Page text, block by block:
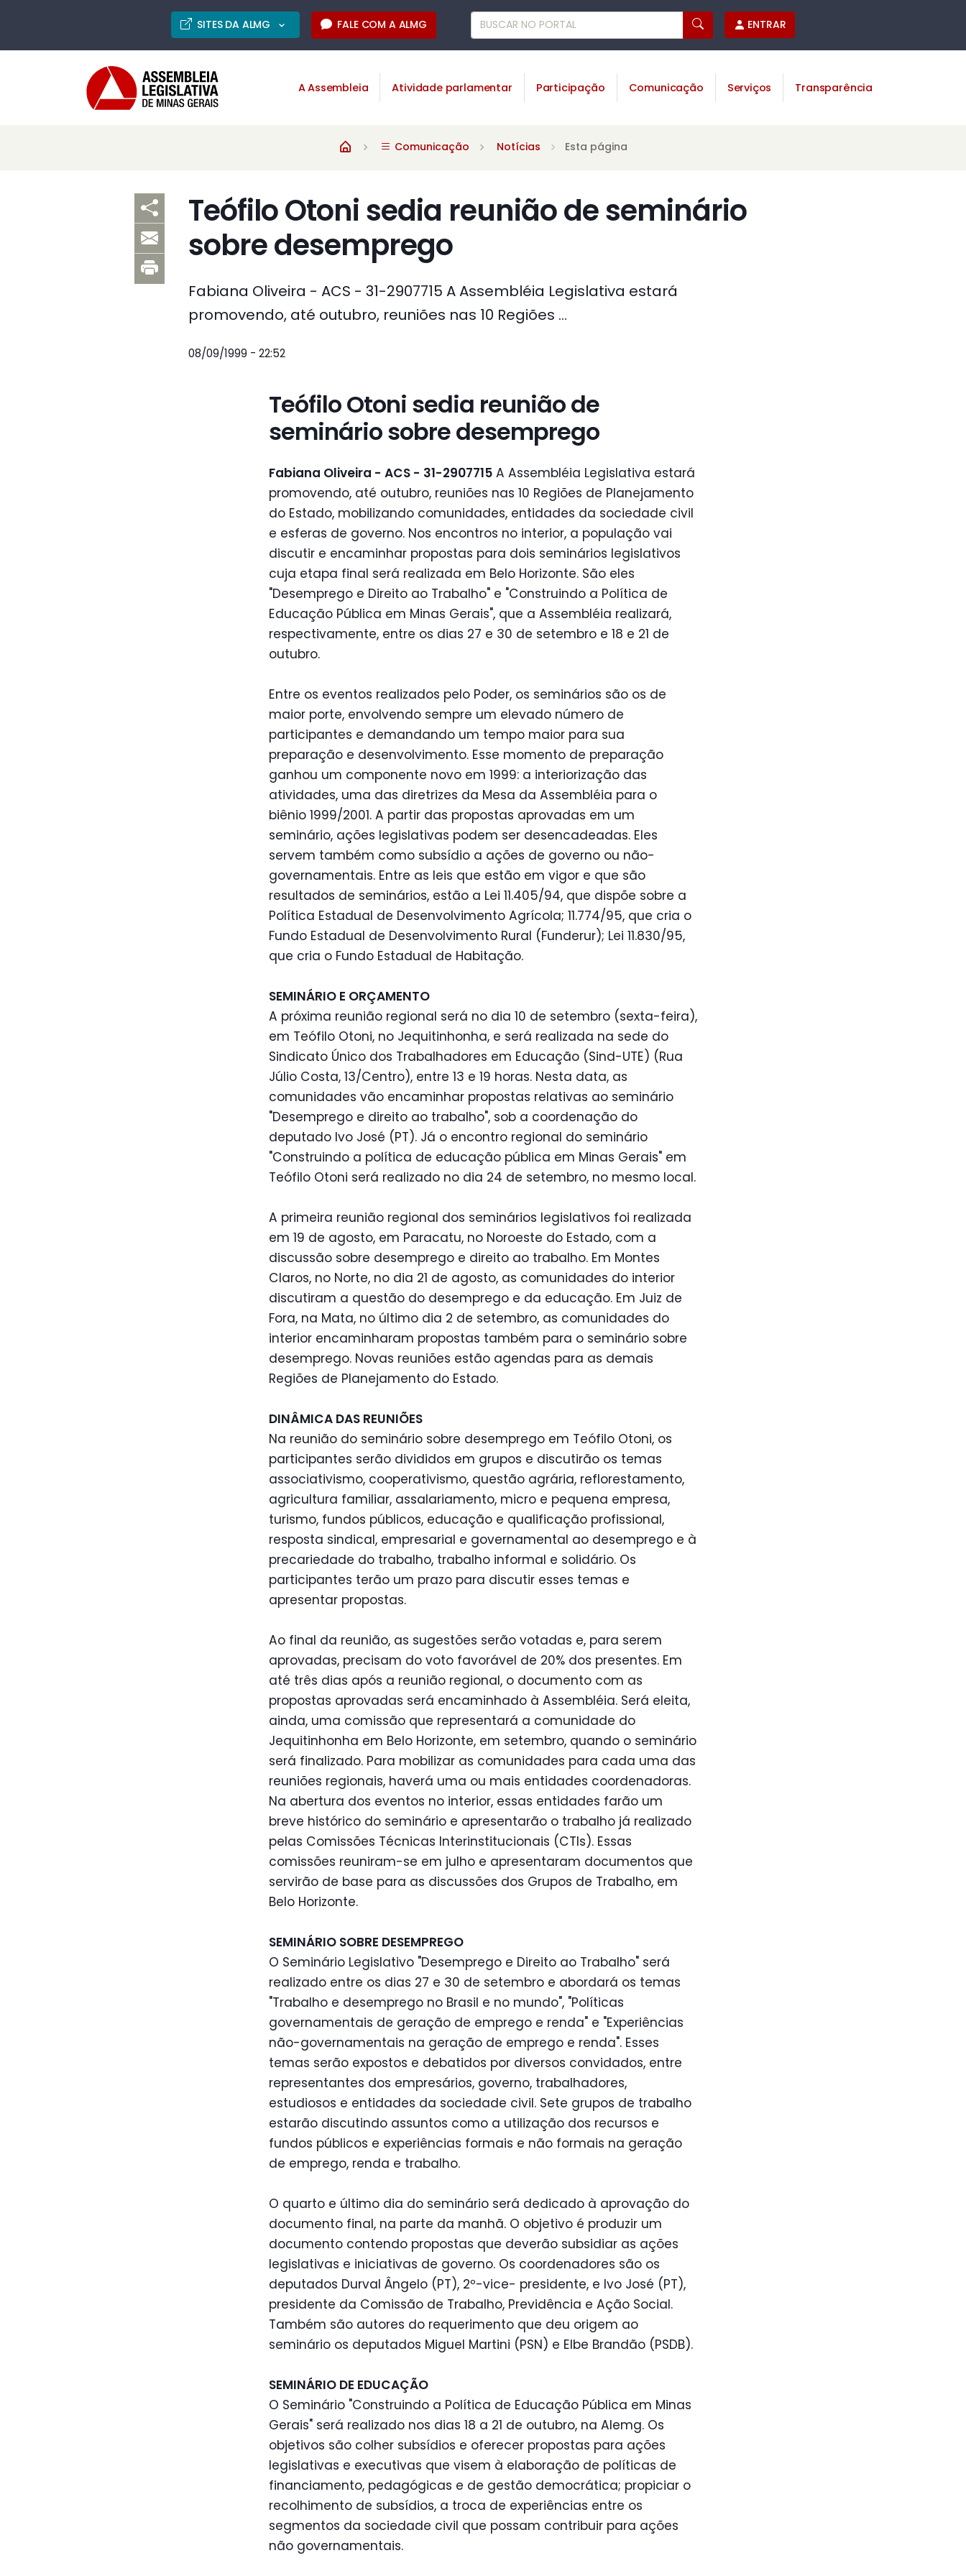
SITES DA ALMG FALE COM A ALMG ENTRAR
A Assembleia Atividade parlamentar Participação Comunicação Serviços Transparência
Comunicação Notícias Esta página
Teófilo Otoni sedia reunião de seminário
sobre desemprego
Fabiana Oliveira - ACS - 31-2907715 A Assembléia Legislativa estará
promovendo, até outubro, reuniões nas 10 Regiões ...
08/09/1999 - 22:52
Teófilo Otoni sedia reunião de
seminário sobre desemprego
Fabiana Oliveira - ACS - 31-2907715 A Assembléia Legislativa estará
promovendo, até outubro, reuniões nas 10 Regiões de Planejamento
do Estado, mobilizando comunidades, entidades da sociedade civil
e esferas de governo. Nos encontros no interior, a população vai
discutir e encaminhar propostas para dois seminários legislativos
cuja etapa final será realizada em Belo Horizonte. São eles
"Desemprego e Direito ao Trabalho" e "Construindo a Política de
Educação Pública em Minas Gerais", que a Assembléia realizará,
respectivamente, entre os dias 27 e 30 de setembro e 18 e 21 de
outubro.
Entre os eventos realizados pelo Poder, os seminários são os de
maior porte, envolvendo sempre um elevado número de
participantes e demandando um tempo maior para sua
preparação e desenvolvimento. Esse momento de preparação
ganhou um componente novo em 1999: a interiorização das
atividades, uma das diretrizes da Mesa da Assembléia para o
biênio 1999/2001. A partir das propostas aprovadas em um
seminário, ações legislativas podem ser desencadeadas. Eles
servem também como subsídio a ações de governo ou não-
governamentais. Entre as leis que estão em vigor e que são
resultados de seminários, estão a Lei 11.405/94, que dispõe sobre a
Política Estadual de Desenvolvimento Agrícola; 11.774/95, que cria o
Fundo Estadual de Desenvolvimento Rural (Funderur); Lei 11.830/95,
que cria o Fundo Estadual de Habitação.
SEMINÁRIO E ORÇAMENTO
A próxima reunião regional será no dia 10 de setembro (sexta-feira),
em Teófilo Otoni, no Jequitinhonha, e será realizada na sede do
Sindicato Único dos Trabalhadores em Educação (Sind-UTE) (Rua
Júlio Costa, 13/Centro), entre 13 e 19 horas. Nesta data, as
comunidades vão encaminhar propostas relativas ao seminário
"Desemprego e direito ao trabalho", sob a coordenação do
deputado Ivo José (PT). Já o encontro regional do seminário
"Construindo a política de educação pública em Minas Gerais" em
Teófilo Otoni será realizado no dia 24 de setembro, no mesmo local.
A primeira reunião regional dos seminários legislativos foi realizada
em 19 de agosto, em Paracatu, no Noroeste do Estado, com a
discussão sobre desemprego e direito ao trabalho. Em Montes
Claros, no Norte, no dia 21 de agosto, as comunidades do interior
discutiram a questão do desemprego e da educação. Em Juiz de
Fora, na Mata, no último dia 2 de setembro, as comunidades do
interior encaminharam propostas também para o seminário sobre
desemprego. Novas reuniões estão agendas para as demais
Regiões de Planejamento do Estado.
DINÂMICA DAS REUNIÕES
Na reunião do seminário sobre desemprego em Teófilo Otoni, os
participantes serão divididos em grupos e discutirão os temas
associativismo, cooperativismo, questão agrária, reflorestamento,
agricultura familiar, assalariamento, micro e pequena empresa,
turismo, fundos públicos, educação e qualificação profissional,
resposta sindical, empresarial e governamental ao desemprego e à
precariedade do trabalho, trabalho informal e solidário. Os
participantes terão um prazo para discutir esses temas e
apresentar propostas.
Ao final da reunião, as sugestões serão votadas e, para serem
aprovadas, precisam do voto favorável de 20% dos presentes. Em
até três dias após a reunião regional, o documento com as
propostas aprovadas será encaminhado à Assembléia. Será eleita,
ainda, uma comissão que representará a comunidade do
Jequitinhonha em Belo Horizonte, em setembro, quando o seminário
será finalizado. Para mobilizar as comunidades para cada uma das
reuniões regionais, haverá uma ou mais entidades coordenadoras.
Na abertura dos eventos no interior, essas entidades farão um
breve histórico do seminário e apresentarão o trabalho já realizado
pelas Comissões Técnicas Interinstitucionais (CTIs). Essas
comissões reuniram-se em julho e apresentaram documentos que
servirão de base para as discussões dos Grupos de Trabalho, em
Belo Horizonte.
SEMINÁRIO SOBRE DESEMPREGO
O Seminário Legislativo "Desemprego e Direito ao Trabalho" será
realizado entre os dias 27 e 30 de setembro e abordará os temas
"Trabalho e desemprego no Brasil e no mundo", "Políticas
governamentais de geração de emprego e renda" e "Experiências
não-governamentais na geração de emprego e renda". Esses
temas serão expostos e debatidos por diversos convidados, entre
representantes dos empresários, governo, trabalhadores,
estudiosos e entidades da sociedade civil. Sete grupos de trabalho
estarão discutindo assuntos como a utilização dos recursos e
fundos públicos e experiências formais e não formais na geração
de emprego, renda e trabalho.
O quarto e último dia do seminário será dedicado à aprovação do
documento final, na parte da manhã. O objetivo é produzir um
documento contendo propostas que deverão subsidiar as ações
legislativas e iniciativas de governo. Os coordenadores são os
deputados Durval Ângelo (PT), 2º-vice- presidente, e Ivo José (PT),
presidente da Comissão de Trabalho, Previdência e Ação Social.
Também são autores do requerimento que deu origem ao
seminário os deputados Miguel Martini (PSN) e Elbe Brandão (PSDB).
SEMINÁRIO DE EDUCAÇÃO
O Seminário "Construindo a Política de Educação Pública em Minas
Gerais" será realizado nos dias 18 a 21 de outubro, na Alemg. Os
objetivos são colher subsídios e oferecer propostas para ações
legislativas e executivas que visem à elaboração de políticas de
financiamento, pedagógicas e de gestão democrática; propiciar o
recolhimento de subsídios, a troca de experiências entre os
segmentos da sociedade civil que possam contribuir para ações
não governamentais.